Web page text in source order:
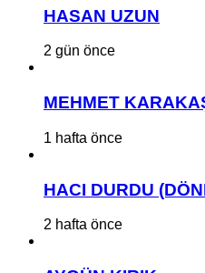
HASAN UZUN
2 gün önce
MEHMET
1 hafta önce
HACI DURDU
2 hafta önce